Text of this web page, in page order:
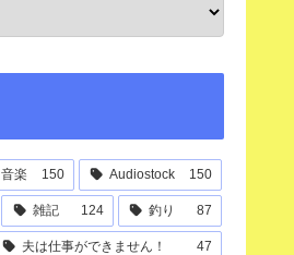
音楽 150 Audiostock 150
雑記 124 釣り 87
夫は仕事ができません！ 47